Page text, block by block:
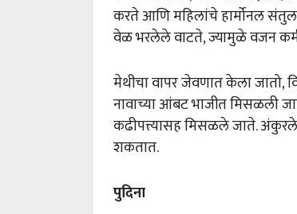
करते आणि महिलांचे हार्मोनल
वेळ भरलेले वाटते, ज्यामुळे वजन
मेथीचा वापर जेवणात केला जातो,
नावाच्या आंबट भाजीत मिसळली
कढीपत्त्यासह मिसळले जाते.
शकतात.
पुदिना